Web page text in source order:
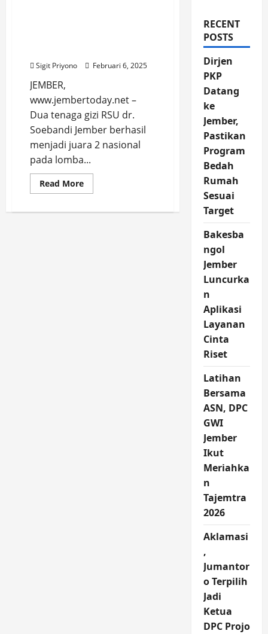
Sigit Priyono Februari 6, 2025
JEMBER,
www.jembertoday.net –
Dua tenaga gizi RSU dr.
Soebandi Jember berhasil
menjadi juara 2 nasional
pada lomba...
Read MoreRead
more
Lasikav
RECENT
POSTS
Dirjen
PKP
Datang
ke
Jember,
Pastikan
Program
Bedah
Rumah
Sesuai
Target
Bakesba
ngol
Jember
Luncurka
n
Aplikasi
Layanan
Cinta
Riset
Latihan
Bersama
ASN, DPC
GWI
Jember
Ikut
Meriahka
n
Tajemtra
2026
Aklamasi
,
Jumantor
o Terpilih
Jadi
Ketua
DPC Projo